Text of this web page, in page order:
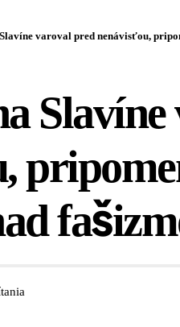
varoval pred nenávisťou,